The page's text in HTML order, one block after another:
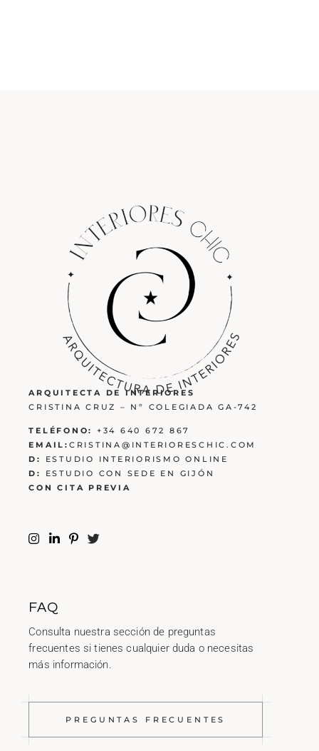
ARQUITECTA DE INTERIORES
CRISTINA CRUZ – Nº COLEGIADA GA-742
TELÉFONO:
+34 640 672 867
EMAIL: CRISTINA@INTERIORESCHIC.COM
D:
ESTUDIO INTERIORISMO ONLINE
D:
ESTUDIO CON SEDE EN GIJÓN
CON CITA PREVIA
FAQ
Consulta nuestra sección de preguntas
frecuentes si tienes cualquier duda o necesitas
más información.
PREGUNTAS FRECUENTES